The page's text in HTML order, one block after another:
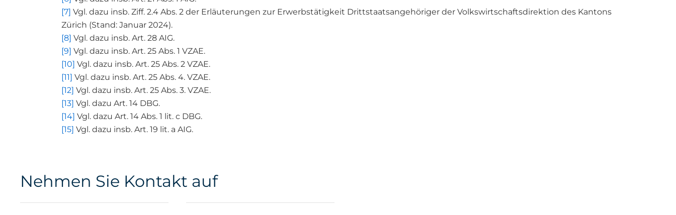
[7] Vgl. dazu insb. Ziff. 2.4 Abs. 2 der Erläuterungen zur Erwerbstätigkeit Drittstaatsangehöriger der Volkswirtschaftsdirektion des Kantons
Zürich (Stand: Januar 2024).
[8] Vgl. dazu insb. Art. 28 AIG.
[9] Vgl. dazu insb. Art. 25 Abs. 1 VZAE.
[10] Vgl. dazu insb. Art. 25 Abs. 2 VZAE.
[11] Vgl. dazu insb. Art. 25 Abs. 4. VZAE.
[12] Vgl. dazu insb. Art. 25 Abs. 3. VZAE.
[13] Vgl. dazu Art. 14 DBG.
[14] Vgl. dazu Art. 14 Abs. 1 lit. c DBG.
[15] Vgl. dazu insb. Art. 19 lit. a AIG.
Nehmen Sie Kontakt auf